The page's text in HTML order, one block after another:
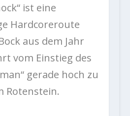
ist eine
Hardcoreroute
aus dem Jahr
vom Einstieg des
gerade hoch zu
Rotenstein.